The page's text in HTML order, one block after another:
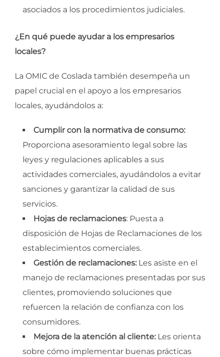
asociados a los procedimientos judiciales.
¿En qué puede ayudar a los empresarios
locales?
La OMIC de Coslada también desempeña un
papel crucial en el apoyo a los empresarios
locales, ayudándolos a:
Cumplir con la normativa de consumo:
Proporciona asesoramiento legal sobre las
leyes y regulaciones aplicables a sus
actividades comerciales, ayudándolos a evitar
sanciones y garantizar la calidad de sus
servicios.
Hojas de reclamaciones: Puesta a
disposición de Hojas de Reclamaciones de los
establecimientos comerciales.
Gestión de reclamaciones: Les asiste en el
manejo de reclamaciones presentadas por sus
clientes, promoviendo soluciones que
refuercen la relación de confianza con los
consumidores.
Mejora de la atención al cliente: Les orienta
sobre cómo implementar buenas prácticas